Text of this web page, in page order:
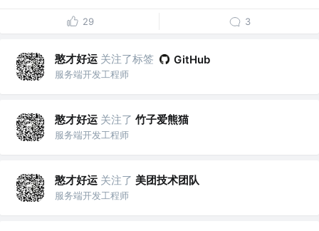
29 3
憨才好运 关注了标签 GitHub
服务端开发工程师
憨才好运 关注了 竹子爱熊猫
服务端开发工程师
憨才好运 关注了 美团技术团队
服务端开发工程师